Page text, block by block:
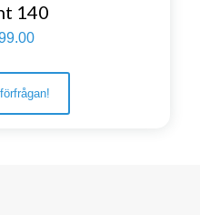
140